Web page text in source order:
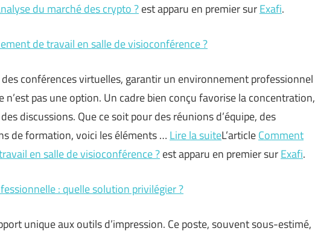
du marché des crypto ?est apparu en premier surExafi.
de travail en salle de visioconférence ?
conférences virtuelles, garantir un environnement professionnel
pas une option. Un cadre bien conçu favorise la concentration,
discussions. Que ce soit pour des réunions d’équipe, des
de formation, voici les éléments … Lire la suiteL’articleComment
en salle de visioconférence ?est apparu en premier surExafi.
: quelle solution privilégier ?
unique aux outils d’impression. Ce poste, souvent sous-estimé,